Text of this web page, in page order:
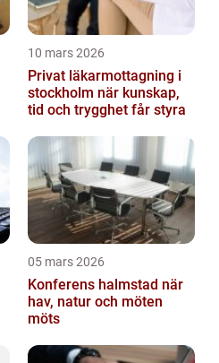
10 mars 2026
Privat läkarmottagning i
stockholm när kunskap,
tid och trygghet får styra
05 mars 2026
Konferens halmstad när
hav, natur och möten
möts